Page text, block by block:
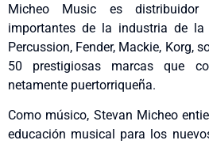
Micheo Music es
importantes de la industria de la
Percussion, Fender, Mackie, Korg,
50 prestigiosas marcas que
netamente puertorriqueña.
Como músico, Stevan Micheo
educación musical para los